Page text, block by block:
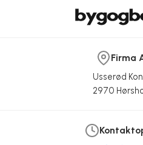
Firma
Usserød
2970